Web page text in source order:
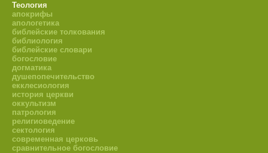
Теология
апокрифы
апологетика
библейские толкования
библиология
библейские словари
богословие
догматика
душепопечительство
екклесиология
история церкви
оккультизм
патрология
религиоведение
сектология
современная церковь
сравнительное богословие